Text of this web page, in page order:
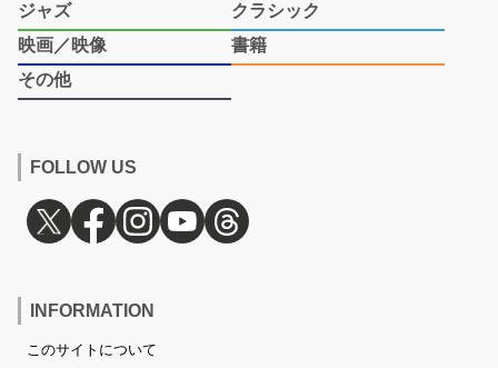
ジャズ
クラシック
映画／映像
書籍
その他
FOLLOW US
INFORMATION
このサイトについて